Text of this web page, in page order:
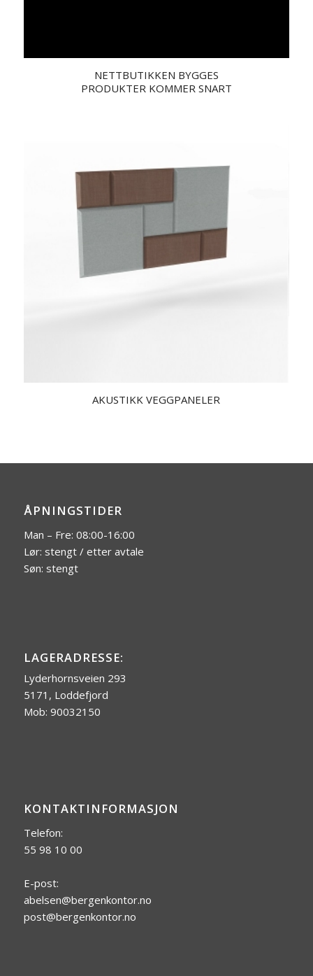
NETTBUTIKKEN BYGGES
PRODUKTER KOMMER SNART
AKUSTIKK VEGGPANELER
ÅPNINGSTIDER
Man – Fre: 08:00-16:00
Lør: stengt / etter avtale
Søn: stengt
LAGERADRESSE:
Lyderhornsveien 293
5171, Loddefjord
Mob: 90032150
KONTAKTINFORMASJON
Telefon:
55 98 10 00
E-post:
abelsen@bergenkontor.no
post@bergenkontor.no